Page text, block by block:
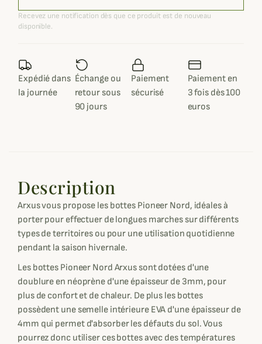
Recevez une notification dès que ce produit est de nouveau
disponible.
Expédié dans
la journée
Échange ou
retour sous
90 jours
Paiement
sécurisé
Paiement en
3 fois dès 100
euros
Description
Arxus vous propose les bottes Pioneer Nord, idéales à
porter pour effectuer de longues marches sur différents
types de territoires ou pour une utilisation quotidienne
pendant la saison hivernale.
Les bottes Pioneer Nord Arxus sont dotées d'une
doublure en néoprène d'une épaisseur de 3mm, pour
plus de confort et de chaleur. De plus les bottes
possèdent une semelle intérieure EVA d'une épaisseur de
4mm qui permet d'absorber les défauts du sol. Vous
pourrez donc utiliser ces bottes avec des températures